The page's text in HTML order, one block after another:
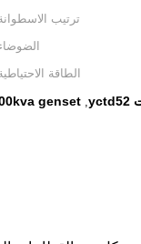
ترتيب
الطاقة
,
genset